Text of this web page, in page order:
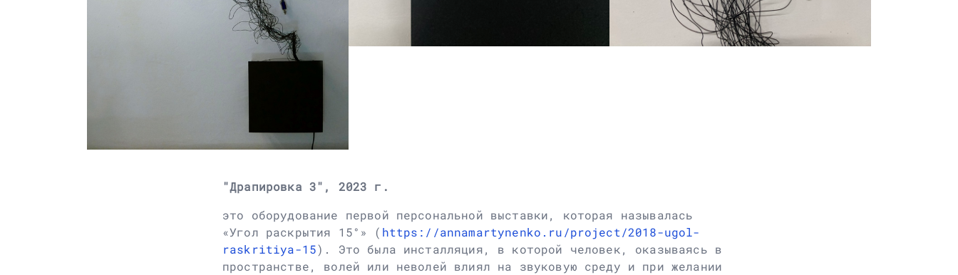
"Драпировка 3", 2023 г.
это оборудование первой персональной выставки, которая называлась
«Угол раскрытия 15°» ( https://annamartynenko.ru/project/2018-ugol-
raskritiya-15). Это была инсталляция, в которой человек, оказываясь в
пространстве, волей или неволей влиял на звуковую среду и при желании